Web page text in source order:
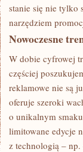
stanie się nie tylko
narzędziem
Nowoczesne
W dobie cyfrowej
częściej
reklamowe nie są
oferuje szeroki
o unikalnym
limitowane edycje
z technologią –